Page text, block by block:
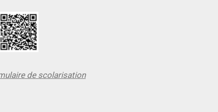
de scolarisation